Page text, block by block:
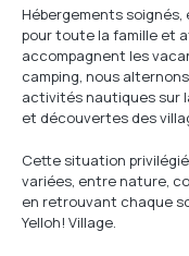
Hébergements soignés,
pour toute la famille et
accompagnent les
camping, nous
activités nautiques sur
et découvertes des
Cette situation
variées, entre nature,
en retrouvant chaque
Yelloh! Village.